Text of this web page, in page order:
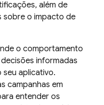
além de
sobre o impacto de
o comportamento
informadas
aplicativo.
campanhas em
entender os